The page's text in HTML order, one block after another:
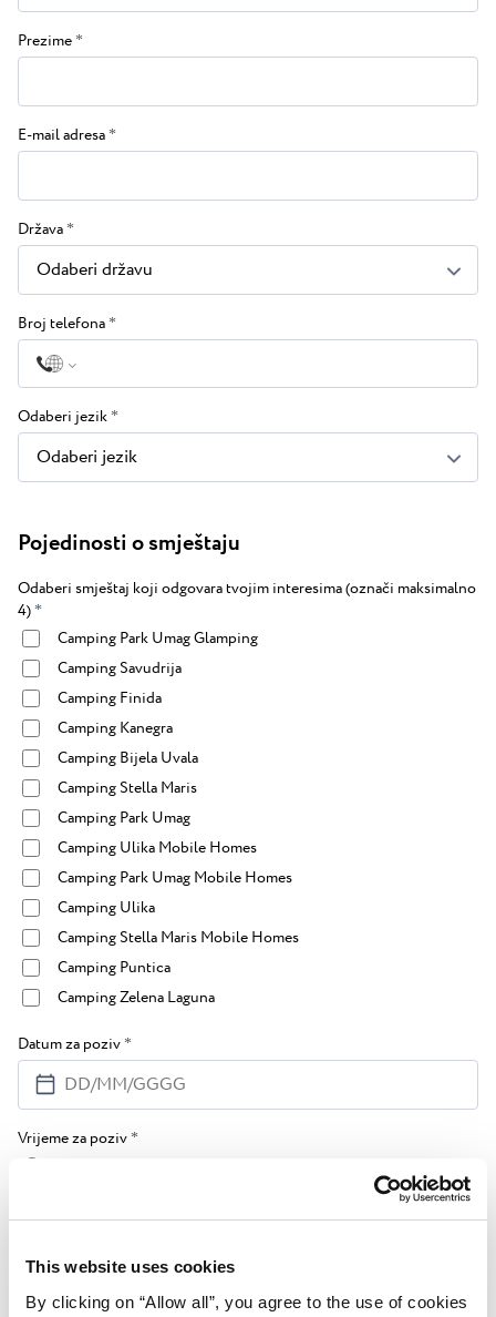
This website uses cookies
By clicking on “Allow all”, you agree to the use of cookies
Camping Kanegra
Plaže
Aktivni odmor
Gastronomija
Istražite sve
Novosti
Kontakt
Prezime *
E-mail adresa *
Država *
Odaberi državu
Broj telefona *
Odaberi jezik *
Odaberi jezik
Pojedinosti o smještaju
Odaberi smještaj koji odgovara tvojim interesima (označi maksimalno
4) *
Camping Park Umag Glamping
Camping Savudrija
Camping Finida
Camping Kanegra
Camping Bijela Uvala
Camping Stella Maris
Camping Park Umag
Camping Ulika Mobile Homes
Camping Park Umag Mobile Homes
Camping Ulika
Camping Stella Maris Mobile Homes
Camping Puntica
Camping Zelena Laguna
Datum za poziv *
Vrijeme za poziv *
Par
Par s djecom